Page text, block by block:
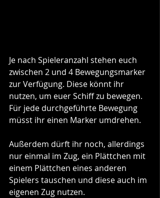
Je nach Spieleranzahl stehen euch
zwischen 2 und 4 Bewegungsmarker
zur Verfügung. Diese könnt ihr
nutzen, um euer Schiff zu bewegen.
Für jede durchgeführte Bewegung
müsst ihr einen Marker umdrehen.
Außerdem dürft ihr noch, allerdings
nur einmal im Zug, ein Plättchen mit
einem Plättchen eines anderen
Spielers tauschen und diese auch im
eigenen Zug nutzen.